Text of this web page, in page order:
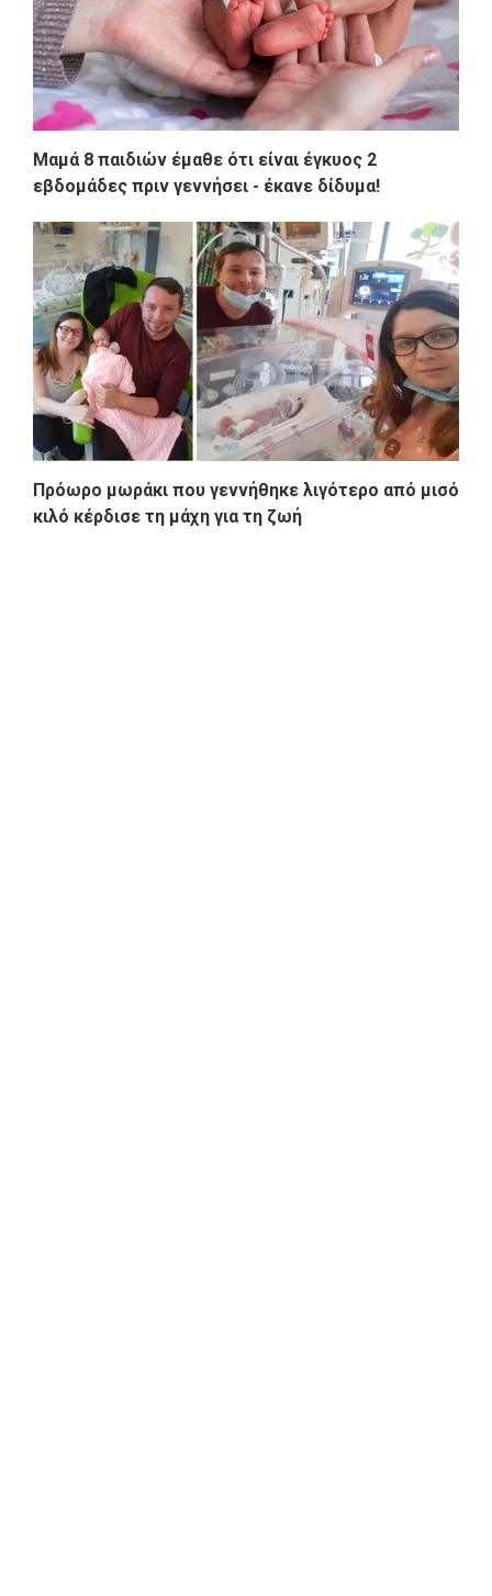
Μαμά 8 παιδιών έμαθε ότι είναι έγκυος 2
εβδομάδες πριν γεννήσει - έκανε δίδυμα!
Πρόωρο μωράκι που γεννήθηκε λιγότερο από μισό
κιλό κέρδισε τη μάχη για τη ζωή